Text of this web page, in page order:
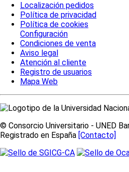
Localización pedidos
Política de privacidad
Política de cookies
Configuración
Condiciones de venta
Aviso legal
Atención al cliente
Registro de usuarios
Mapa Web
© Consorcio Universitario - UNED
Registrado en España [Contacto]